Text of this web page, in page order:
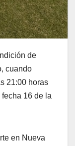
de
cuando
21:00 horas
16 de la
en Nueva